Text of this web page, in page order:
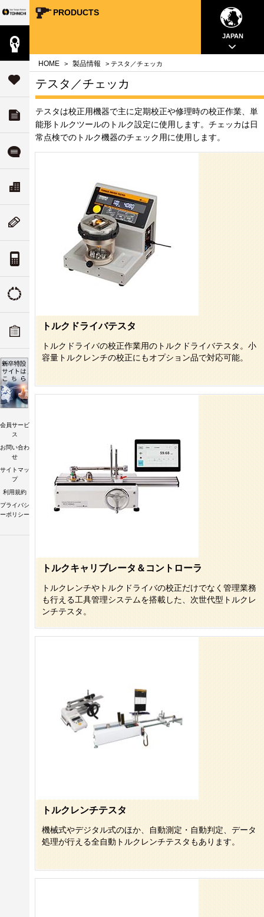
Your Torque Partner TOHNICHI
サポート
ダウンロード
よくある質問
ニューストピックス
トルク単位の換算
トルク講習会
会員サービ
ス
お問い合わ
せ
サイトマッ
プ
利用規約
プライバシ
ーポリシー
close
close
close
デ
ツリ
close
て
ティ
close
close
close PRODUCTS
JAPAN
HOME > 製品情報 > テスタ／チェッカ
テスタ／チェッカ
テスタは校正用機器で主に定期校正や修理時の校正作業、単
能形トルクツールのトルク設定に使用します。チェッカは日
常点検でのトルク機器のチェック用に使用します。
トルクドライバテスタ
トルクドライバの校正作業用のトルクドライバテスタ。小
容量トルクレンチの校正にもオプション品で対応可能。
トルクキャリブレータ＆コントローラ
トルクレンチやトルクドライバの校正だけでなく管理業務
も行える工具管理システムを搭載した、次世代型トルクレ
ンチテスタ。
トルクレンチテスタ
機械式やデジタル式のほか、自動測定・自動判定、データ
処理が行える全自動トルクレンチテスタもあります。